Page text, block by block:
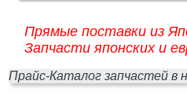
Прямые поставки из
Запчасти японских и
Прайс-Каталог запчастей в